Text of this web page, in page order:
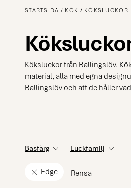
STARTSIDA KÖK KÖKSLUCKOR
Köksluckor från Ballingslöv.
material, alla med egna
Ballingslöv och att de håller
Basfärg Luckfamilj
Edge Rensa